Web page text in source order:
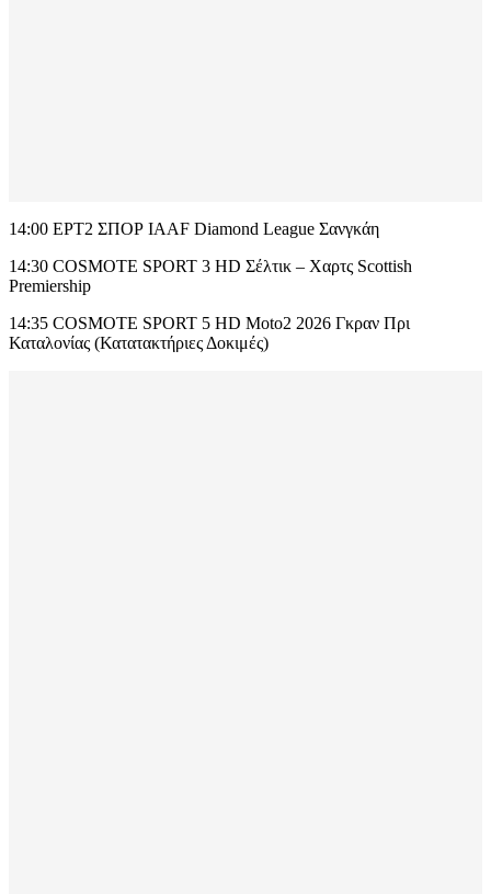
14:00 ΕΡΤ2 ΣΠΟΡ IAAF Diamond League Σανγκάη
14:30 COSMOTE SPORT 3 HD Σέλτικ – Χαρτς Scottish
Premiership
14:35 COSMOTE SPORT 5 HD Moto2 2026 Γκραν Πρι
Καταλονίας (Κατατακτήριες Δοκιμές)